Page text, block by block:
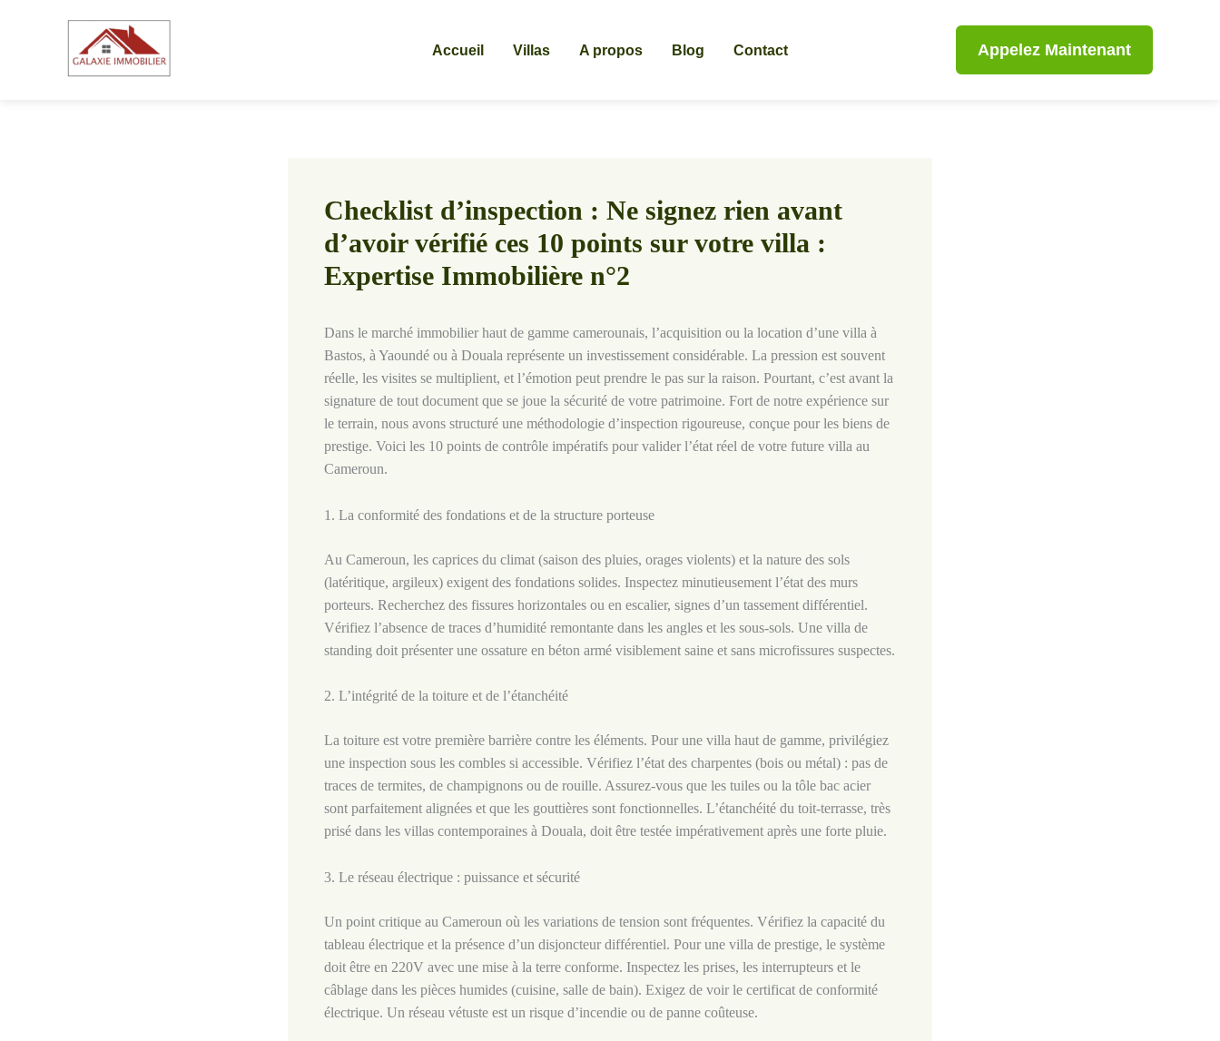
Accueil Villas A propos Blog Contact Appelez Maintenant
Checklist d’inspection : Ne signez rien avant
d’avoir vérifié ces 10 points sur votre villa :
Expertise Immobilière n°2
Dans le marché immobilier haut de gamme camerounais, l’acquisition ou la location d’une villa à
Bastos, à Yaoundé ou à Douala représente un investissement considérable. La pression est souvent
réelle, les visites se multiplient, et l’émotion peut prendre le pas sur la raison. Pourtant, c’est avant la
signature de tout document que se joue la sécurité de votre patrimoine. Fort de notre expérience sur
le terrain, nous avons structuré une méthodologie d’inspection rigoureuse, conçue pour les biens de
prestige. Voici les 10 points de contrôle impératifs pour valider l’état réel de votre future villa au
Cameroun.
1. La conformité des fondations et de la structure porteuse
Au Cameroun, les caprices du climat (saison des pluies, orages violents) et la nature des sols
(latéritique, argileux) exigent des fondations solides. Inspectez minutieusement l’état des murs
porteurs. Recherchez des fissures horizontales ou en escalier, signes d’un tassement différentiel.
Vérifiez l’absence de traces d’humidité remontante dans les angles et les sous-sols. Une villa de
standing doit présenter une ossature en béton armé visiblement saine et sans microfissures suspectes.
2. L’intégrité de la toiture et de l’étanchéité
La toiture est votre première barrière contre les éléments. Pour une villa haut de gamme, privilégiez
une inspection sous les combles si accessible. Vérifiez l’état des charpentes (bois ou métal) : pas de
traces de termites, de champignons ou de rouille. Assurez-vous que les tuiles ou la tôle bac acier
sont parfaitement alignées et que les gouttières sont fonctionnelles. L’étanchéité du toit-terrasse, très
prisé dans les villas contemporaines à Douala, doit être testée impérativement après une forte pluie.
3. Le réseau électrique : puissance et sécurité
Un point critique au Cameroun où les variations de tension sont fréquentes. Vérifiez la capacité du
tableau électrique et la présence d’un disjoncteur différentiel. Pour une villa de prestige, le système
doit être en 220V avec une mise à la terre conforme. Inspectez les prises, les interrupteurs et le
câblage dans les pièces humides (cuisine, salle de bain). Exigez de voir le certificat de conformité
électrique. Un réseau vétuste est un risque d’incendie ou de panne coûteuse.